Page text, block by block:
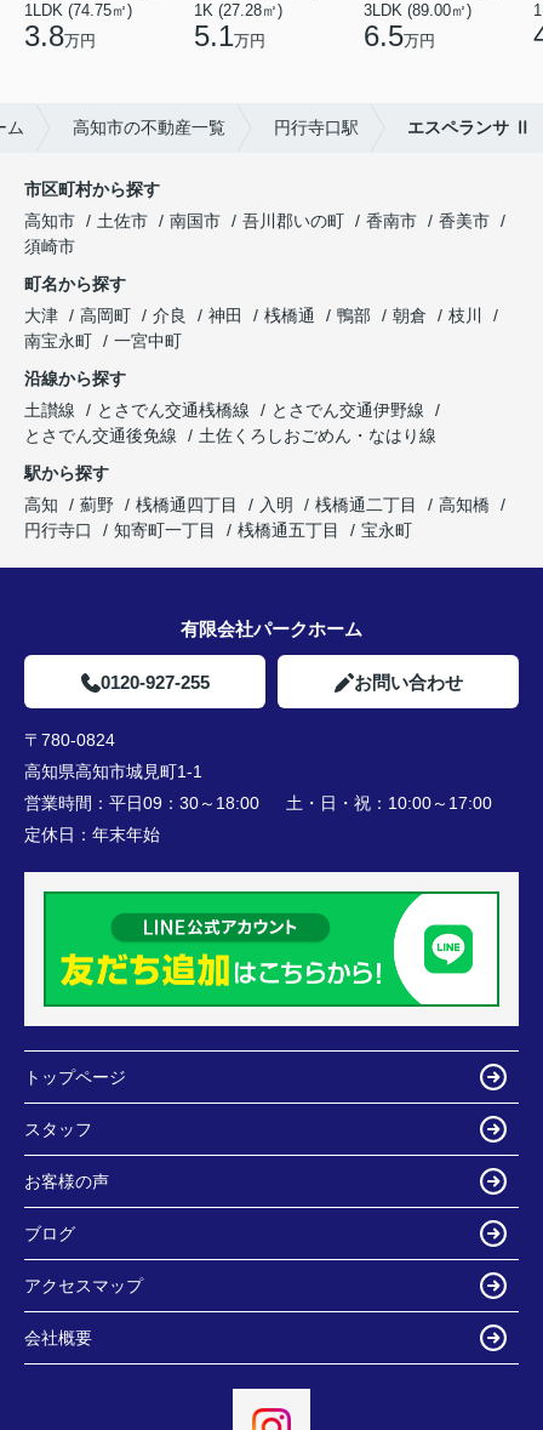
1LDK (74.75㎡)
3.8万円
1K (27.28㎡)
5.1万円
3LDK (89.00㎡)
6.5万円
ム 高知市の不動産一覧 円行寺口駅 エスペランサ Ⅱ
市区町村から探す
高知市
土佐市 南国市 吾川郡いの町 香南市
香美市
須崎市
町名から探す
大津
高岡町 介良 神田 桟橋通 鴨部 朝倉
枝川
南宝永町
一宮中町
沿線から探す
土讃線
とさでん交通桟橋線
とさでん交通伊野線
とさでん交通後免線
土佐くろしおごめん・なはり線
駅から探す
高知
薊野 桟橋通四丁目 入明 桟橋通二丁目
高知橋
円行寺口
知寄町一丁目 桟橋通五丁目 宝永町
有限会社パークホーム
0120-927-255 お問い合わせ
〒780-0824
高知県高知市城見町1-1
営業時間： 平日09：30～18:00 土・日・祝：10:00～17:00
定休日： 年末年始
トップページ
スタッフ
お客様の声
ブログ
アクセスマップ
会社概要